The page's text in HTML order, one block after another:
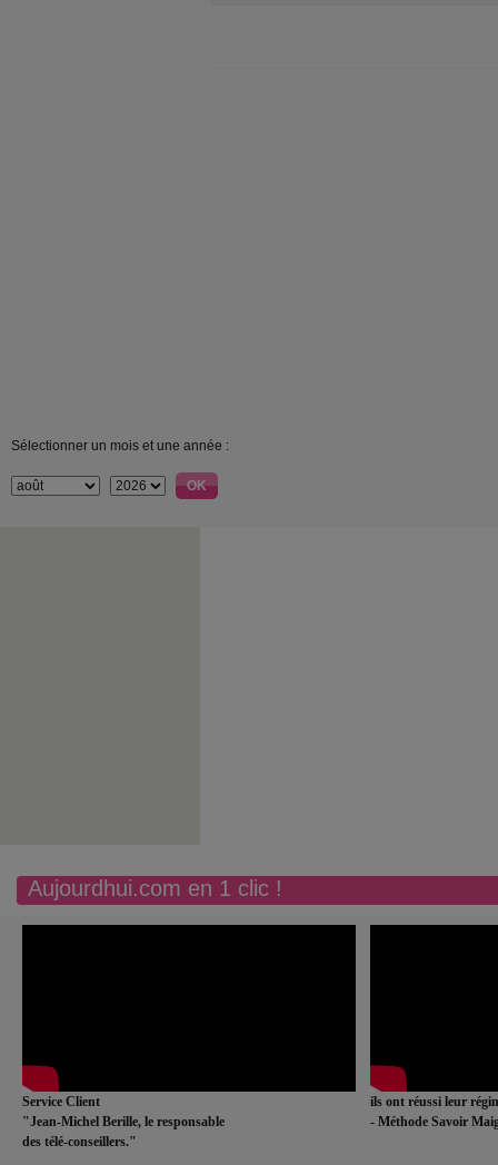
Sélectionner un mois et une année :
Aujourdhui.com en 1 clic !
Service Client
"Jean-Michel Berille, le responsable
des télé-conseillers."
ils ont réussi leur
- Méthode Savoir